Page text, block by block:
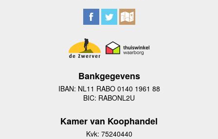
Bankgegevens
IBAN: NL11 RABO 0140 1961 88
BIC: RABONL2U
Kamer van Koophandel
Kvk: 75240440